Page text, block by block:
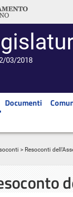
03/2018
Documenti
> Resoconti